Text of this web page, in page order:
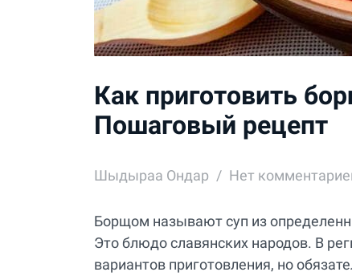
Как приготовить
Пошаговый рецепт
Шыдыраа Ондар Нет
Борщом называют суп из
Это блюдо славянских народов. В
вариантов приготовления, но